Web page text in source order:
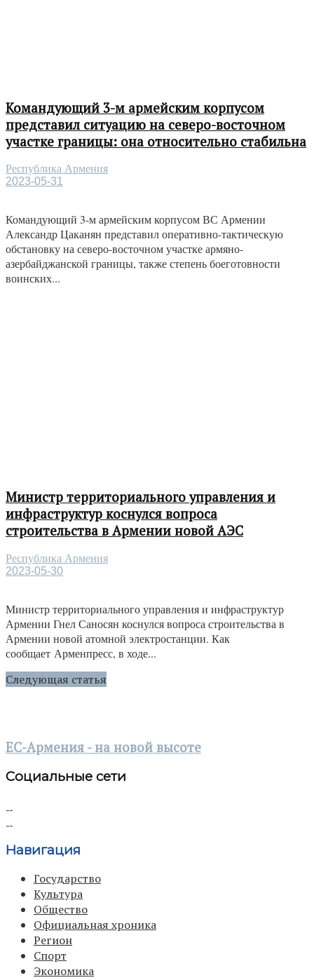
Командующий 3-м армейским корпусом
представил ситуацию на северо-восточном
участке границы: она относительно стабильна
Республика Армения
2023-05-31
Командующий 3-м армейским корпусом ВС Армении
Александр Цаканян представил оперативно-тактическую
обстановку на северо-восточном участке армяно-
азербайджанской границы, также степень боеготовности
воинских...
Министр территориального управления и
инфраструктур коснулся вопроса
строительства в Армении новой АЭС
Республика Армения
2023-05-30
Министр территориального управления и инфраструктур
Армении Гнел Саносян коснулся вопроса строительства в
Армении новой атомной электростанции. Как
сообщает Арменпресс, в ходе...
Следующая статья
ЕС-Армения - на новой высоте
Социальные сети
Навигация
Государство
Культура
Общество
Официальная хроника
Регион
Спорт
Экономика